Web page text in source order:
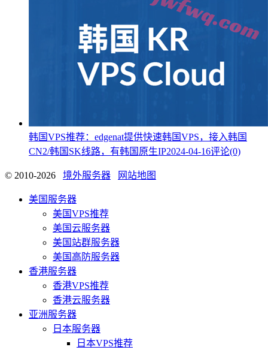
韩国VPS推荐：edgenat提供快速韩国VPS，接入韩国
CN2/韩国SK线路，有韩国原生IP2024-04-16评论(0)
© 2010-2026 境外服务器 网站地图
美国服务器
美国VPS推荐
美国云服务器
美国站群服务器
美国高防服务器
香港服务器
香港VPS推荐
香港云服务器
亚洲服务器
日本服务器
日本VPS推荐